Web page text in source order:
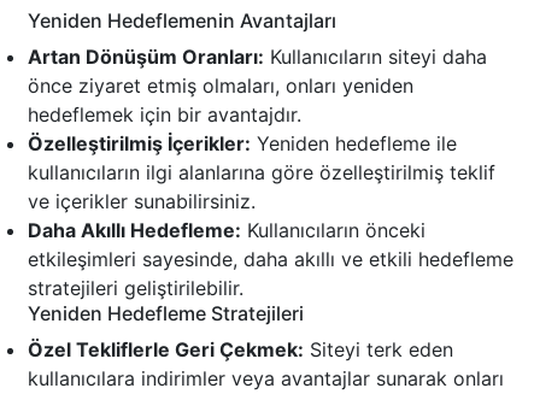
Yeniden Hedeflemenin Avantajları
Artan Dönüşüm Oranları: Kullanıcıların siteyi daha
önce ziyaret etmiş olmaları, onları yeniden
hedeflemek için bir avantajdır.
Özelleştirilmiş İçerikler: Yeniden hedefleme ile
kullanıcıların ilgi alanlarına göre özelleştirilmiş teklif
ve içerikler sunabilirsiniz.
Daha Akıllı Hedefleme: Kullanıcıların önceki
etkileşimleri sayesinde, daha akıllı ve etkili hedefleme
stratejileri geliştirilebilir.
Yeniden Hedefleme Stratejileri
Özel Tekliflerle Geri Çekmek: Siteyi terk eden
kullanıcılara indirimler veya avantajlar sunarak onları